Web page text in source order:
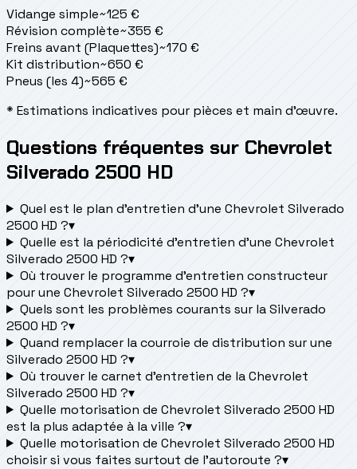
Vidange simple~125 €
Révision complète~355 €
Freins avant (Plaquettes)~170 €
Kit distribution~650 €
Pneus (les 4)~565 €
* Estimations indicatives pour pièces et main d'œuvre.
Questions fréquentes sur Chevrolet
Silverado 2500 HD
Quel est le plan d’entretien d’une Chevrolet Silverado
2500 HD ?▾
Quelle est la périodicité d’entretien d’une Chevrolet
Silverado 2500 HD ?▾
Où trouver le programme d’entretien constructeur
pour une Chevrolet Silverado 2500 HD ?▾
Quels sont les problèmes courants sur la Silverado
2500 HD ?▾
Quand remplacer la courroie de distribution sur une
Silverado 2500 HD ?▾
Où trouver le carnet d'entretien de la Chevrolet
Silverado 2500 HD ?▾
Quelle motorisation de Chevrolet Silverado 2500 HD
est la plus adaptée à la ville ?▾
Quelle motorisation de Chevrolet Silverado 2500 HD
choisir si vous faites surtout de l'autoroute ?▾